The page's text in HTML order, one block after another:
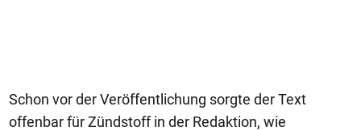
Schon vor der Veröffentlichung sorgte der Text
offenbar für Zündstoff in der Redaktion, wie